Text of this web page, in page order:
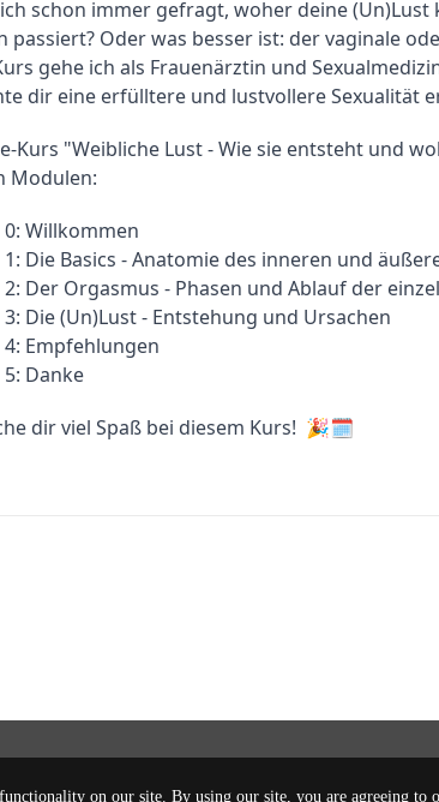
schon immer gefragt, woher deine (Un)Lust
passiert? Oder was besser ist: der vaginale
gehe ich als Frauenärztin und
dir eine erfülltere und lustvollere Sexualität
Kurs "Weibliche Lust - Wie sie entsteht und
Modulen:
Willkommen
Die Basics - Anatomie des inneren und
Der Orgasmus - Phasen und Ablauf der
Die (Un)Lust - Entstehung und Ursachen
Empfehlungen
Danke
dir viel Spaß bei diesem Kurs!  🎉🗓️
on our site. By using our site, you are agreeing to